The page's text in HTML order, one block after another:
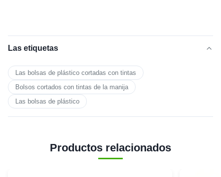
Las etiquetas
Las bolsas de plástico cortadas con tintas
Bolsos cortados con tintas de la manija
Las bolsas de plástico
Productos relacionados